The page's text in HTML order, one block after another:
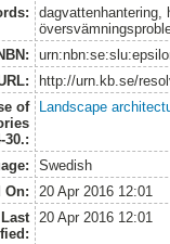
dagvattenhantering,
http://urn.kb.se/
of
30.:
Landscape
Swedish
On:
20 Apr 2016 12:01
20 Apr 2016 12:01